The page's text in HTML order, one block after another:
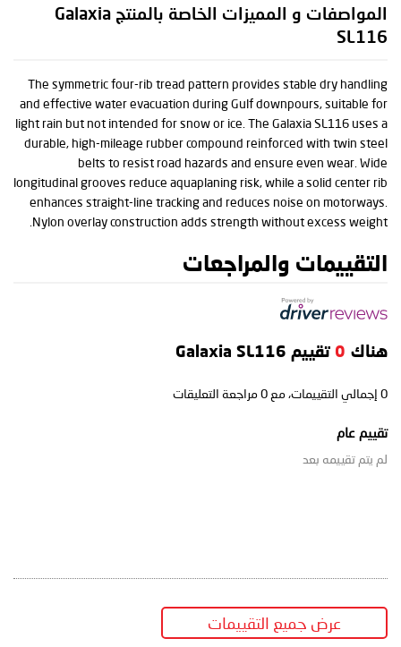
المواصفات و المميزات الخاصة بالمنتج Galaxia
SL116
The symmetric four-rib tread pattern provides stable dry handling
and effective water evacuation during Gulf downpours, suitable for
light rain but not intended for snow or ice. The Galaxia SL116 uses a
durable, high-mileage rubber compound reinforced with twin steel
belts to resist road hazards and ensure even wear. Wide
longitudinal grooves reduce aquaplaning risk, while a solid center rib
enhances straight-line tracking and reduces noise on motorways.
Nylon overlay construction adds strength without excess weight.
التقييمات والمراجعات
هناك 0 تقييم Galaxia SL116
0 إجمالي التقييمات، مع 0 مراجعة التعليقات
تقييم عام
لم يتم تقييمه بعد
عرض جميع التقييمات